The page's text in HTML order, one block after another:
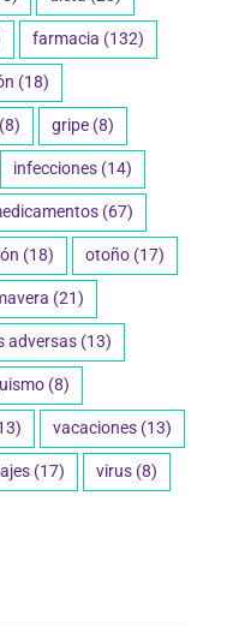
farmacia (132)
(18)
(8) gripe (8)
infecciones (14)
(67)
(18) otoño (17)
(21)
adversas (13)
(8)
vacaciones (13)
(17) virus (8)